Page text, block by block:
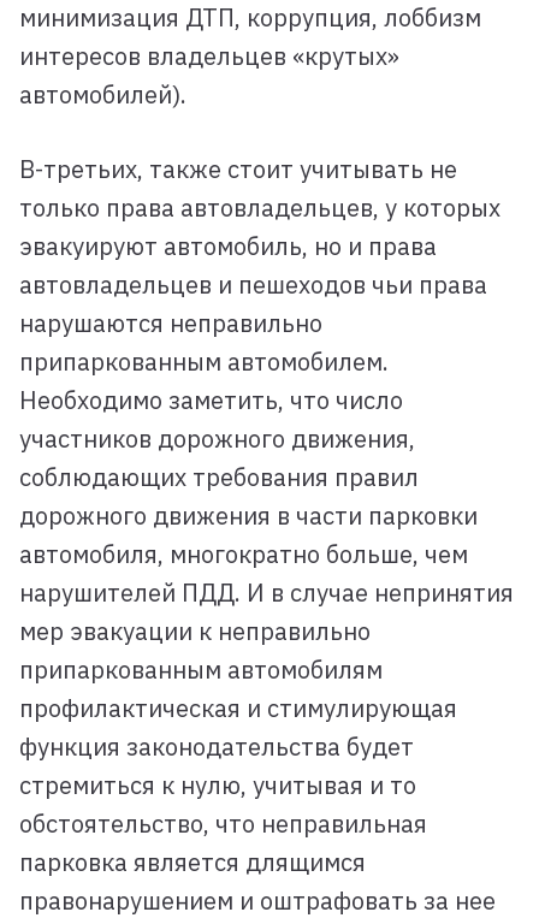
минимизация ДТП, коррупция, лоббизм
интересов владельцев «крутых»
автомобилей).
В-третьих, также стоит учитывать не
только права автовладельцев, у которых
эвакуируют автомобиль, но и права
автовладельцев и пешеходов чьи права
нарушаются неправильно
припаркованным автомобилем.
Необходимо заметить, что число
участников дорожного движения,
соблюдающих требования правил
дорожного движения в части парковки
автомобиля, многократно больше, чем
нарушителей ПДД. И в случае непринятия
мер эвакуации к неправильно
припаркованным автомобилям
профилактическая и стимулирующая
функция законодательства будет
стремиться к нулю, учитывая и то
обстоятельство, что неправильная
парковка является длящимся
правонарушением и оштрафовать за нее